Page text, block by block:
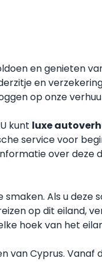
en genieten
en
op onze
kunt luxe
service voor
over deze
Als u deze
op dit eiland,
hoek van het
van Cyprus. Vanaf